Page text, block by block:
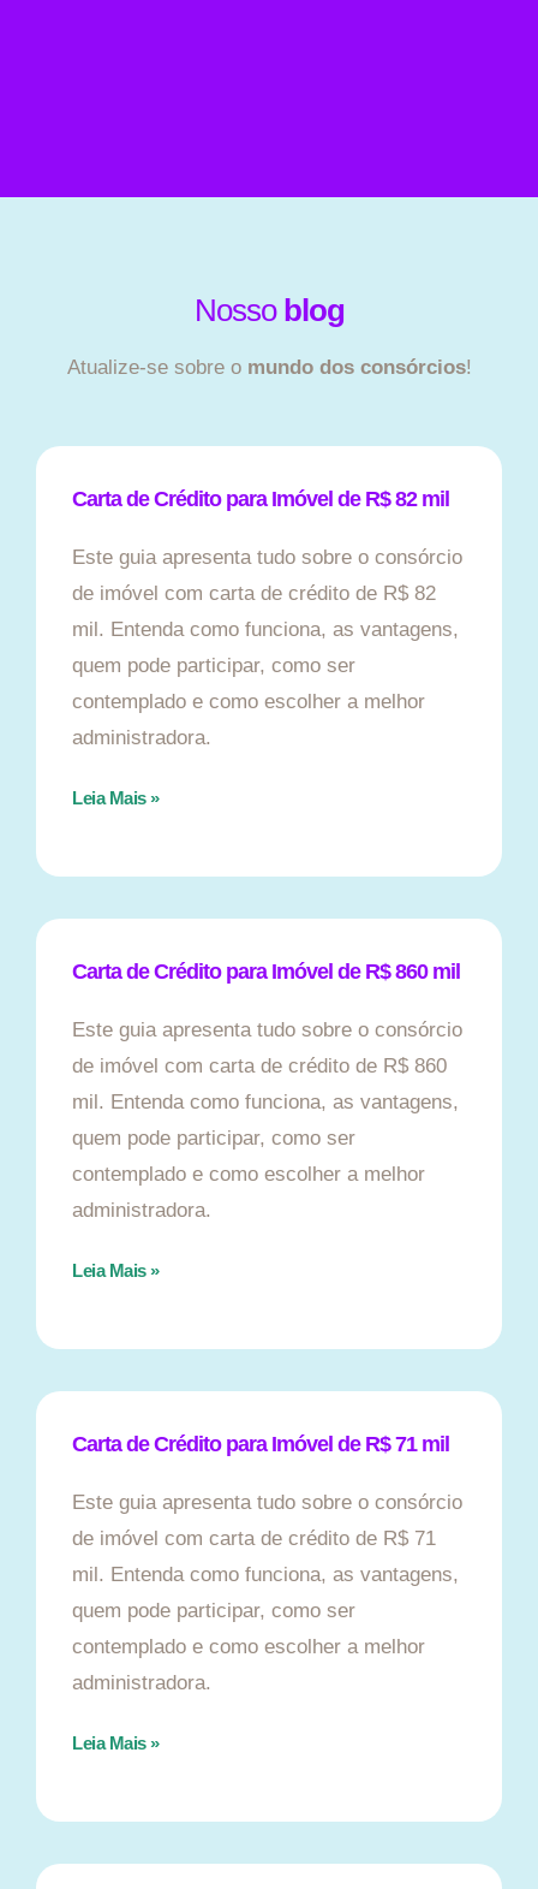
Nosso blog
Atualize-se sobre o mundo dos consórcios!
Carta de Crédito para Imóvel de R$ 82 mil
Este guia apresenta tudo sobre o consórcio
de imóvel com carta de crédito de R$ 82
mil. Entenda como funciona, as vantagens,
quem pode participar, como ser
contemplado e como escolher a melhor
administradora.
Leia Mais »
Carta de Crédito para Imóvel de R$ 860 mil
Este guia apresenta tudo sobre o consórcio
de imóvel com carta de crédito de R$ 860
mil. Entenda como funciona, as vantagens,
quem pode participar, como ser
contemplado e como escolher a melhor
administradora.
Leia Mais »
Carta de Crédito para Imóvel de R$ 71 mil
Este guia apresenta tudo sobre o consórcio
de imóvel com carta de crédito de R$ 71
mil. Entenda como funciona, as vantagens,
quem pode participar, como ser
contemplado e como escolher a melhor
administradora.
Leia Mais »